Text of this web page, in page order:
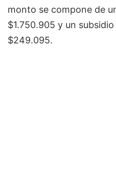
monto se compone de
$1.750.905 y un
$249.095.